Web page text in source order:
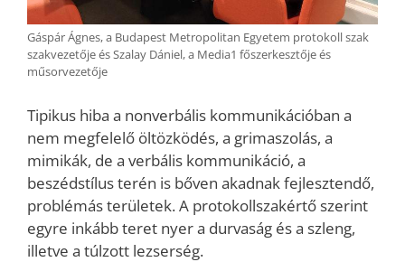
Gáspár Ágnes, a Budapest Metropolitan Egyetem protokoll szak
szakvezetője és Szalay Dániel, a Media1 főszerkesztője és
műsorvezetője
Tipikus hiba a nonverbális kommunikációban a
nem megfelelő öltözködés, a grimaszolás, a
mimikák, de a verbális kommunikáció, a
beszédstílus terén is bőven akadnak fejlesztendő,
problémás területek. A protokollszakértő szerint
egyre inkább teret nyer a durvaság és a szleng,
illetve a túlzott lezserség.